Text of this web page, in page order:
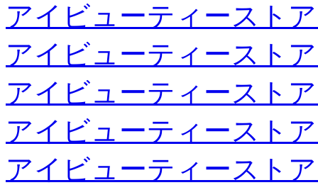
アイビューティースト
アイビューティースト
アイビューティースト
アイビューティースト
アイビューティースト